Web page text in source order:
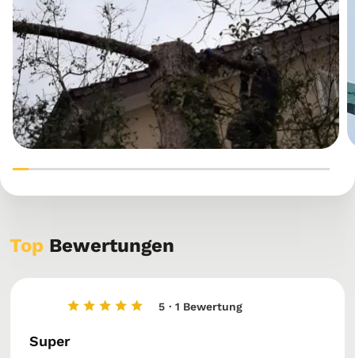
Top Bewertungen
5 · 1 Bewertung
Super